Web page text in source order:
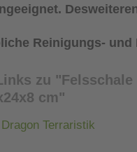
Reinigungs-
zu "Felsschale
cm"
Terraristik